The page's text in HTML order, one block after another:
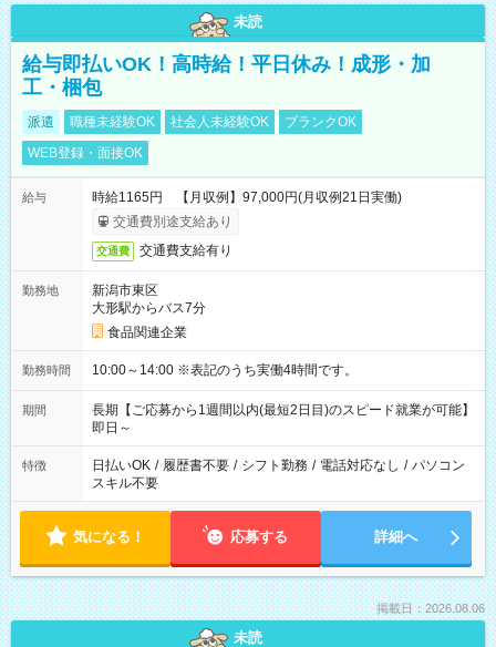
未読
給与即払いOK！高時給！平日休み！成形・加
工・梱包
派遣 職種未経験OK 社会人未経験OK
ブランクOK
WEB登録・面接OK
給与
時給1165円 【月収例】97,000円(月収例21日実働)
交通費別途支給あり
交通費 交通費支給有り
勤務地
新潟市東区
大形駅からバス7分
食品関連企業
勤務時間 10:00～14:00 ※表記のうち実働4時間です。
期間
長期【ご応募から1週間以内(最短2日目)のスピード就業が可能】
即日～
特徴 日払いOK / 履歴書不要 / シフト勤務 / 電話対応なし / パソコン
スキル不要
気になる！ 応募する 詳細へ
掲載日：2026.08.06
未読